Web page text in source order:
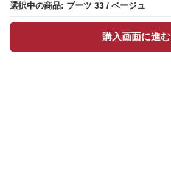
選択中の商品: ブーツ 33 / ベージュ
購入画面に進む
選択中の商品: ブーツ 33 / ベージュ
購入画面に進む